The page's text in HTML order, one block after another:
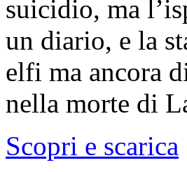
suicidio, ma
un diario, e la
elfi ma ancora
nella morte di
Scopri e scarica